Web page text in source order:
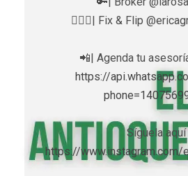
👷🏼‍♀️| Fix & Flip
📲| Agenda tu
https://
Síguela aquí
https://